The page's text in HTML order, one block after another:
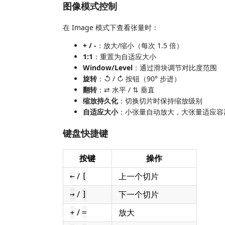
图像模式控制
在 Image 模式下查看张量时：
+ / - ：放大/缩小（每次 1.5 倍）
1:1 ：重置为自适应大小
Window/Level ：通过滑块调节对比度范围
旋转：↺ / ↻ 按钮（90° 步进）
翻转：⇄ 水平 / ⇅ 垂直
缩放持久化：切换切片时保持缩放级别
自适应大小：小张量自动放大，大张量适应
键盘快捷键
按键 操作
← / [ 上一个切片
→ / ] 下一个切片
+ / =
放大